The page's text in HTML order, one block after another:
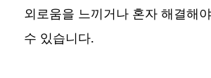
외로움을 느끼거나 혼자 해결해
수 있습니다.